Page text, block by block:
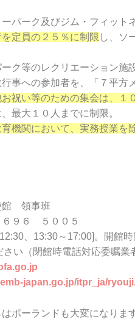
ーパーク及びジム・フィット
定員の２５％に制限 し、ソ
ク等のレクリエーション施
行事への参加者を、「７平方
祝い等のための集会は、１
最大１０人までに制限。
機関において、実務授業を
館 領事班
９６ ５００５
、13:30～17:00]。開館
い（閉館時電話対応委嘱業
japan.go.jp/itpr_ja/
ポーランドも大変になりま